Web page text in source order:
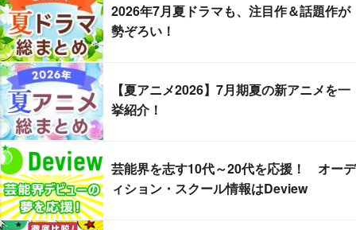
2026年7月夏ドラマも、注目作＆話題作が
勢ぞろい！
【夏アニメ2026】7月期夏の新アニメを一
挙紹介！
芸能界を志す10代～20代を応援！ オーデ
ィション・スクール情報はDeview